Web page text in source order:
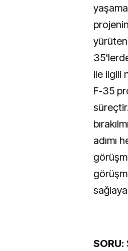
ile ilgili
F-35
adımı
SORU: